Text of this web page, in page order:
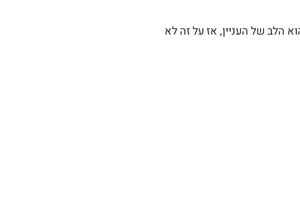
כחלק מארוחה. הבשר הוא הלב של העניין, אז על זה לא